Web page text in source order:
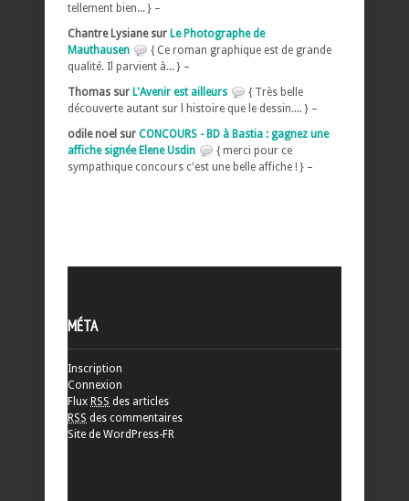
tellement bien... } –
Chantre Lysiane sur Le Photographe de
Mauthausen
{ Ce roman graphique est de grande
qualité. Il parvient à... } –
Thomas sur L'Avenir est ailleurs
{ Très belle
découverte autant sur l histoire que le dessin.... } –
odile noel sur CONCOURS - BD à Bastia : gagnez une
affiche signée Elene Usdin
{ merci pour ce
sympathique concours c'est une belle affiche ! } –
MÉTA
Inscription
Connexion
Flux RSS des articles
RSS des commentaires
Site de WordPress-FR